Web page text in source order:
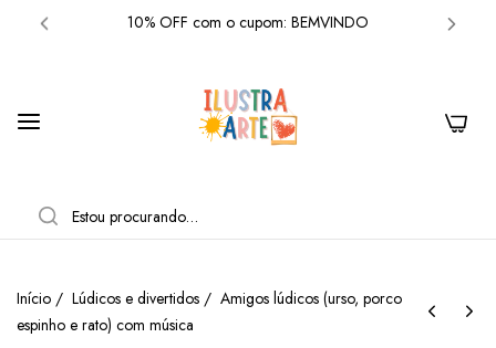
Frete grátis acima de R$300 em produtos
Frete grátis acima de R$300 em produtos
10% OFF com o cupom: BEMVINDO
Frete grátis acima de R$300 em produtos
10% OFF com o cupom: BEMVINDO
Início / Lúdicos e divertidos / Amigos lúdicos (urso, porco
espinho e rato) com música